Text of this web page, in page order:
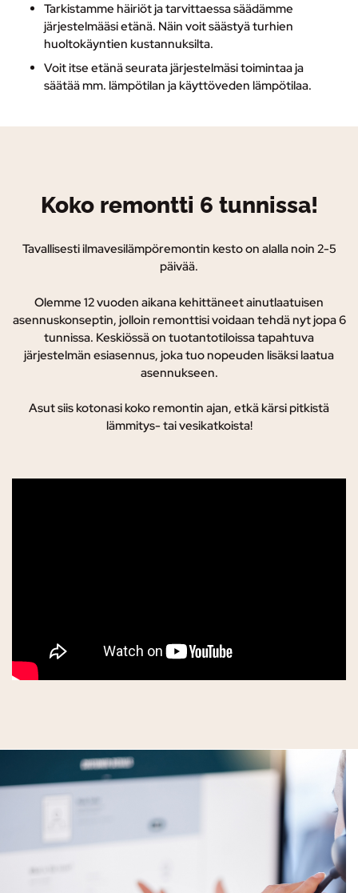
Tarkistamme häiriöt ja tarvittaessa säädämme
järjestelmääsi etänä. Näin voit säästyä turhien
huoltokäyntien kustannuksilta.
Voit itse etänä seurata järjestelmäsi toimintaa ja
säätää mm. lämpötilan ja käyttöveden lämpötilaa.
Koko remontti 6 tunnissa!
Tavallisesti ilmavesilämpöremontin kesto on alalla noin 2-5
päivää.
Olemme 12 vuoden aikana kehittäneet ainutlaatuisen
asennuskonseptin, jolloin remonttisi voidaan tehdä nyt jopa 6
tunnissa. Keskiössä on tuotantotiloissa tapahtuva
järjestelmän esiasennus, joka tuo nopeuden lisäksi laatua
asennukseen.
Asut siis kotonasi koko remontin ajan, etkä kärsi pitkistä
lämmitys- tai vesikatkoista!